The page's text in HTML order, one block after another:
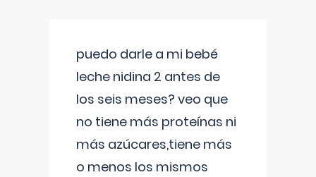
puedo darle a mi bebé
leche nidina 2 antes de
los seis meses? veo que
no tiene más proteínas ni
más azúcares,tiene más
o menos los mismos